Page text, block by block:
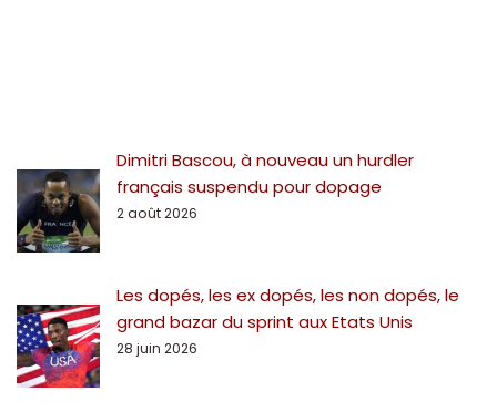
Dimitri Bascou, à nouveau un hurdler
français suspendu pour dopage
2 août 2026
Les dopés, les ex dopés, les non dopés, le
grand bazar du sprint aux Etats Unis
28 juin 2026